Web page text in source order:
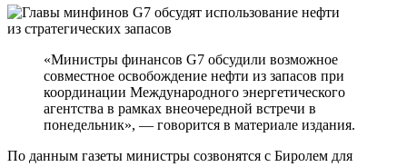
«Министры финансов G7 обсудили возможное
совместное освобождение нефти из запасов при
координации Международного энергетического
агентства в рамках внеочередной встречи в
понедельник», — говорится в материале издания.
По данным газеты министры созвонятся с Биролем для